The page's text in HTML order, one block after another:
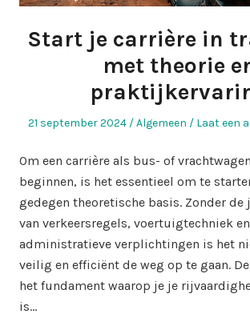
Start je carrière in
met theorie
Geplaatst
21 september 2024
Geplaatst
Algemeen Laat een
Om een carrière als bus- of
beginnen, is het essentieel om te
gedegen theoretische basis. Zonder de
van verkeersregels, voertuigtechniek en
administratieve verplichtingen is het
veilig en efficiënt de weg op te gaan.
het fundament waarop je je
is…